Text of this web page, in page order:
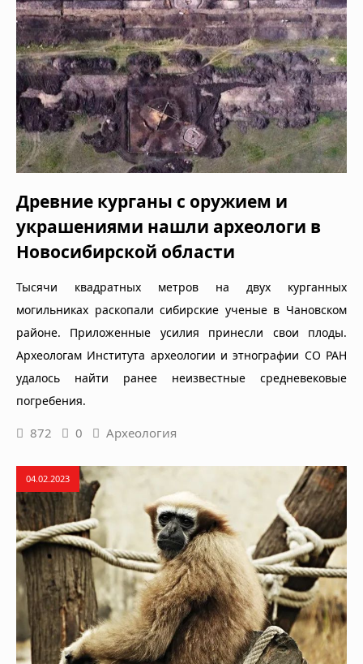
Древние курганы с оружием и
украшениями нашли археологи в
Новосибирской области
Тысячи квадратных метров на двух курганных
могильниках раскопали сибирские ученые в Чановском
районе. Приложенные усилия принесли свои плоды.
Археологам Института археологии и этнографии СО РАН
удалось найти ранее неизвестные средневековые
погребения.
872 0 Археология
04.02.2023